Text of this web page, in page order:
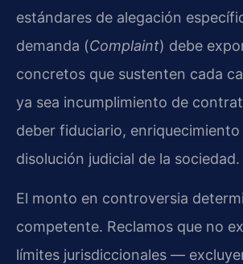
estándares de alegación
demanda (Complaint) debe
concretos que sustenten cada
ya sea incumplimiento de
deber fiduciario,
disolución judicial de la sociedad.
El monto en controversia
competente. Reclamos que no
límites jurisdiccionales —